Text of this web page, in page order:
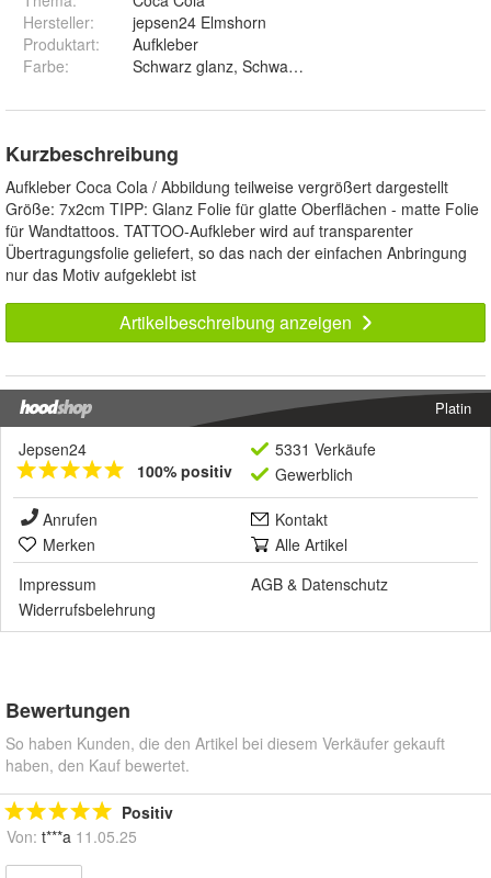
Hersteller:
jepsen24 Elmshorn
Produktart:
Aufkleber
Farbe: Schwarz glanz, Schwarz matt, Weiß glanz, Weiß
Kurzbeschreibung
Aufkleber Coca Cola / Abbildung teilweise vergrößert dargestellt
Größe: 7x2cm TIPP: Glanz Folie für glatte Oberflächen - matte Folie
für Wandtattoos. TATTOO-Aufkleber wird auf transparenter
Übertragungsfolie geliefert, so das nach der einfachen Anbringung
nur das Motiv aufgeklebt ist
Artikelbeschreibung anzeigen
Platin
Jepsen24
100% positiv
5331 Verkäufe
Gewerblich
Anrufen
Kontakt
Merken
Alle Artikel
Impressum
AGB & Datenschutz
Widerrufsbelehrung
Bewertungen
So haben Kunden, die den Artikel bei diesem Verkäufer gekauft
haben, den Kauf bewertet.
Positiv
Von: t***a 11.05.25